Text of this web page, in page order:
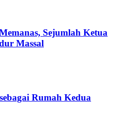
Sejumlah Ketua
Massal
Rumah Kedua